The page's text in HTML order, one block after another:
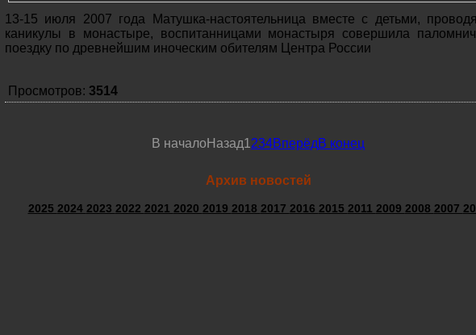
13-15 июля 2007 года Матушка-настоятельница вместе с детьми,
каникулы в монастыре, воспитанницами монастыря совершила
поездку по древнейшим иноческим обителям Центра России
Просмотров: 3514
В начало Назад1234ВперёдВ конец
Архив новостей
2025 2024 2023 2022 2021 2020 2019 2018 2017 2016 2015 2011 2009 2008 2007